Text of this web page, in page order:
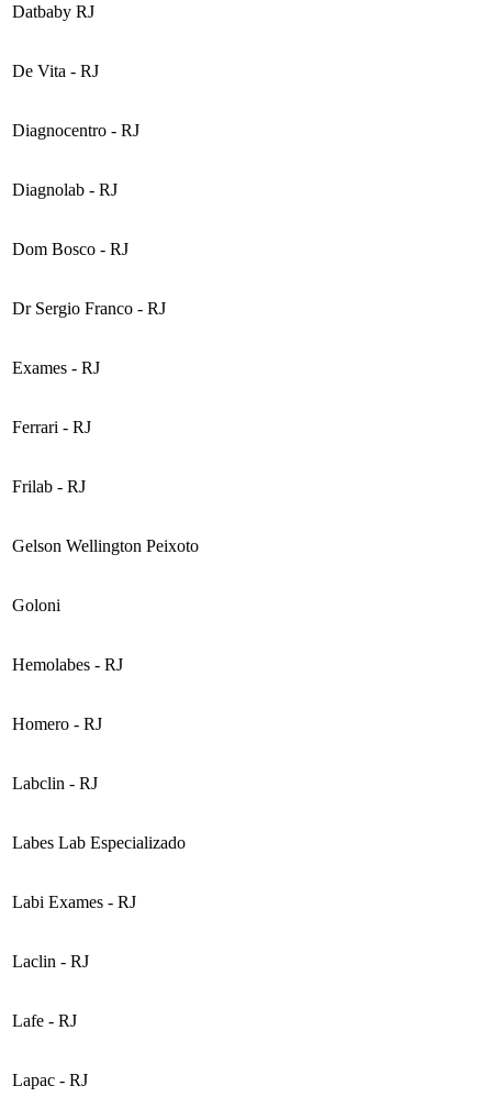
Datbaby RJ
De Vita - RJ
Diagnocentro - RJ
Diagnolab - RJ
Dom Bosco - RJ
Dr Sergio Franco - RJ
Exames - RJ
Ferrari - RJ
Frilab - RJ
Gelson Wellington Peixoto
Goloni
Hemolabes - RJ
Homero - RJ
Labclin - RJ
Labes Lab Especializado
Labi Exames - RJ
Laclin - RJ
Lafe - RJ
Lapac - RJ